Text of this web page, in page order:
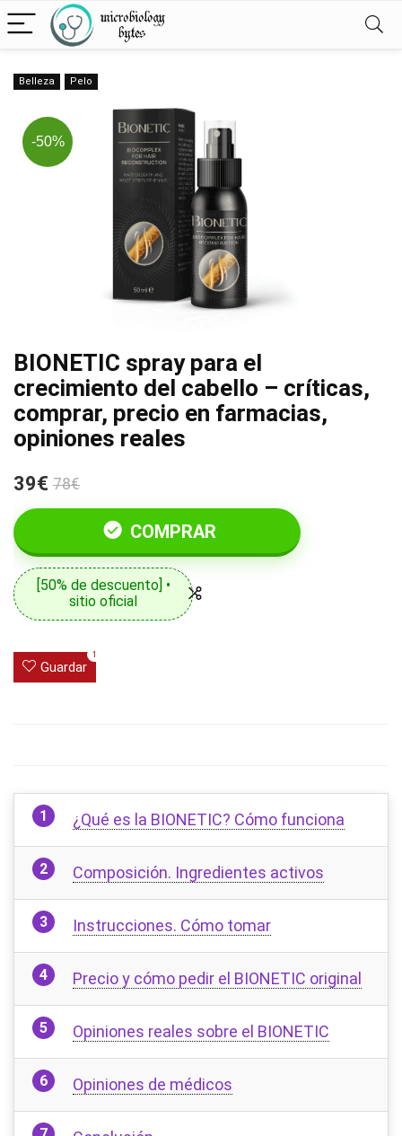
Belleza Pelo
-50%
BIONETIC spray para el
crecimiento del cabello – críticas,
comprar, precio en farmacias,
opiniones reales
39€ 78€
COMPRAR
[50% de descuento] •
sitio oficial
Guardar
1
¿Qué es la BIONETIC? Cómo funciona
Composición. Ingredientes activos
Instrucciones. Cómo tomar
Precio y cómo pedir el BIONETIC original
Opiniones reales sobre el BIONETIC
Opiniones de médicos